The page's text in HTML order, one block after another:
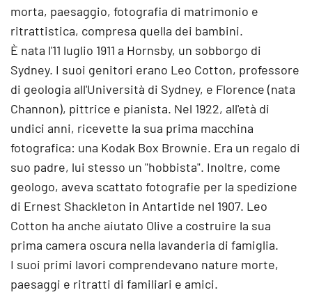
morta, paesaggio, fotografia di matrimonio e
ritrattistica, compresa quella dei bambini.
È nata l'11 luglio 1911 a Hornsby, un sobborgo di
Sydney. I suoi genitori erano Leo Cotton, professore
di geologia all'Università di Sydney, e Florence (nata
Channon), pittrice e pianista. Nel 1922, all'età di
undici anni, ricevette la sua prima macchina
fotografica: una Kodak Box Brownie. Era un regalo di
suo padre, lui stesso un "hobbista". Inoltre, come
geologo, aveva scattato fotografie per la spedizione
di Ernest Shackleton in Antartide nel 1907. Leo
Cotton ha anche aiutato Olive a costruire la sua
prima camera oscura nella lavanderia di famiglia.
I suoi primi lavori comprendevano nature morte,
paesaggi e ritratti di familiari e amici.